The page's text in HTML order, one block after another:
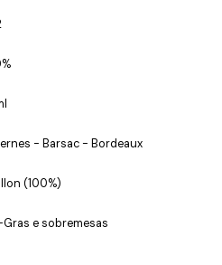
- Barsac - Bordeaux
(100%)
Gras e sobremesas